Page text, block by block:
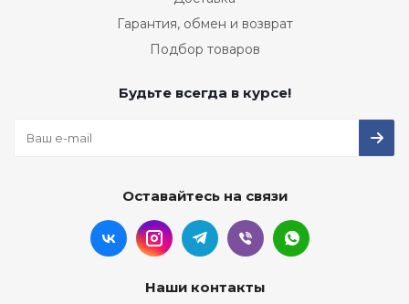
Гарантия, обмен и возврат
Подбор товаров
Будьте всегда в курсе!
Оставайтесь на связи
Наши контакты